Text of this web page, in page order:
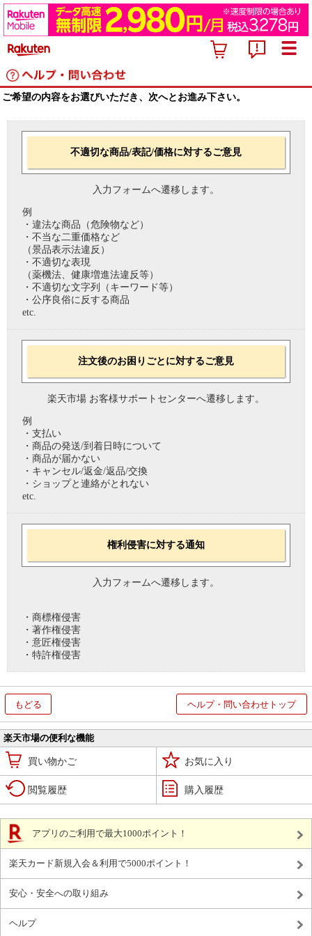
ご希望の内容をお選びいただき、次へとお進み下さい。
不適切な商品/表記/価格に対するご意見
入力フォームへ遷移します。
例
・違法な商品（危険物など）
・不当な二重価格など
（景品表示法違反）
・不適切な表現
（薬機法、健康増進法違反等）
・不適切な文字列（キーワード等）
・公序良俗に反する商品
etc.
注文後のお困りごとに対するご意見
楽天市場 お客様サポートセンターへ遷移します。
例
・支払い
・商品の発送/到着日時について
・商品が届かない
・キャンセル/返金/返品/交換
・ショップと連絡がとれない
etc.
権利侵害に対する通知
入力フォームへ遷移します。
・商標権侵害
・著作権侵害
・意匠権侵害
・特許権侵害
もどる ヘルプ・問い合わせトップ
楽天市場の便利な機能
買い物かご お気に入り
閲覧履歴 購入履歴
アプリのご利用で最大1000ポイント！
楽天カード新規入会＆利用で5000ポイント！
安心・安全への取り組み
ヘルプ